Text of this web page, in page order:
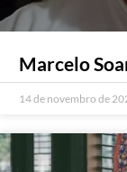
Marcelo
14 de novembro de